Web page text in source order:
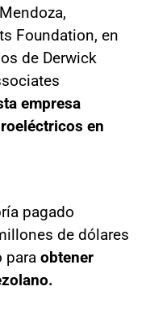
Foundation, en
de Derwick
empresa
en
pagado
de dólares
para obtener